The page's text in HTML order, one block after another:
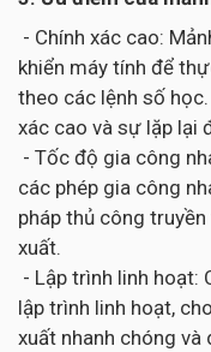
- Chính xác cao:
khiển máy tính để
theo các lệnh số
xác cao và sự lặp lại
- Tốc độ gia công
các phép gia công
pháp thủ công
xuất.
- Lập trình linh hoạt:
lập trình linh hoạt,
xuất nhanh chóng và